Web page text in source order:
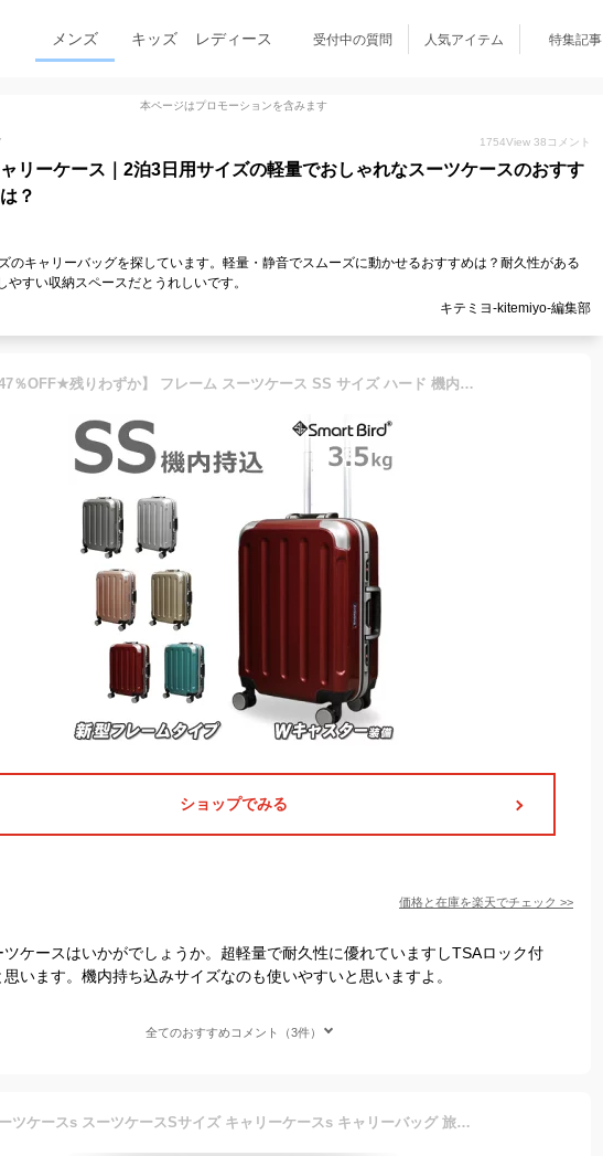
メンズ キッズ レディース 受付中の質問 人気アイテム 特集記事
本ページはプロモーションを含みます
1754View 38 コメント
リーケース｜2泊3日用サイズの軽量でおしゃれなスーツケースのおすす
？
のキャリーバッグを探しています。軽量・静音でスムーズに動かせるおすすめは？耐久性がある
やすい収納スペースだとうれしいです。
キテミヨ-kitemiyo-編集部
【47％OFF★残りわずか】 フレーム スーツケース SS サイズ ハード 機内持ち込み可 超軽量 アルミフレーム 鏡面 Wキャスター TSA 1泊2日 2泊3日 キャリーケース 旅行用 キャリーバッグ おしゃれ かわいい S サイズ 小型 30L 人気 送料無料 あす楽対応
ショップでみる
価格と在庫を楽天でチェック >>
ツケースはいかがでしょうか。超軽量で耐久性に優れていますしTSAロック付
思います。機内持ち込みサイズなのも使いやすいと思いますよ。
全てのおすすめコメント（3件）
スーツケースs スーツケースSサイズ キャリーケースs キャリーバッグ 旅行カバン 機内持ち込み かわいい 超軽量 Sサイズ 2.5kg 2泊3日 ビジネス メンズ レディース 修学旅行 国内 旅行 出張用 旅行バック 1泊2日 小型 30L 静音キャスター